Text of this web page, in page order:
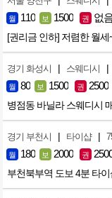
월 110 보 1500 권 없
[권리금 인하] 저렴한 월
경기 화성시 | 스웨디시 |
월 80 보 1500 권 2500
병점동 바닐라 스웨디시
경기 부천시 | 타이샵 |
월 180 보 2000 권
부천북부역 도보 4분 타이